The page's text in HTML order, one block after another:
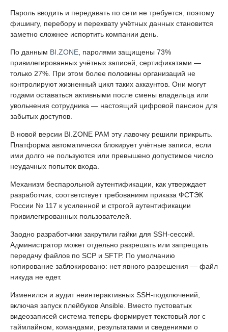
Пароль вводить и передавать по сети не требуется, поэтому
фишингу, перебору и перехвату учётных данных становится
заметно сложнее испортить компании день.
По данным BI.ZONE , паролями защищены 73%
привилегированных учётных записей, сертификатами —
только 27%. При этом более половины организаций не
контролируют жизненный цикл таких аккаунтов. Они могут
годами оставаться активными после смены владельца или
увольнения сотрудника — настоящий цифровой пансион для
забытых доступов.
В новой версии BI.ZONE PAM эту лавочку решили прикрыть.
Платформа автоматически блокирует учётные записи, если
ими долго не пользуются или превышено допустимое число
неудачных попыток входа.
Механизм беспарольной аутентификации, как утверждает
разработчик, соответствует требованиям приказа ФСТЭК
России № 117 к усиленной и строгой аутентификации
привилегированных пользователей.
Заодно разработчики закрутили гайки для SSH-сессий.
Администратор может отдельно разрешать или запрещать
передачу файлов по SCP и SFTP. По умолчанию
копирование заблокировано: нет явного разрешения — файл
никуда не едет.
Изменился и аудит неинтерактивных SSH-подключений,
включая запуск плейбуков Ansible. Вместо пустоватых
видеозаписей система теперь формирует текстовый лог с
таймлайном, командами, результатами и сведениями о